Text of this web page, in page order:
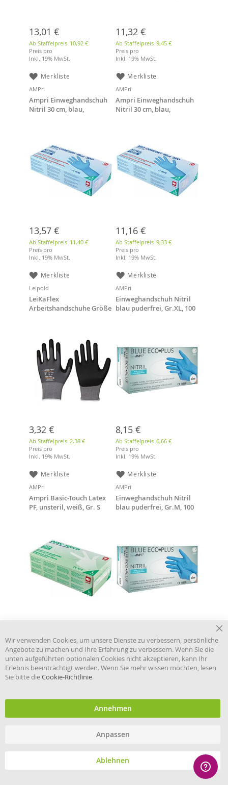
13,01 €
Ab Staffelpreis 10,92 €
Preis pro
Inkl. 19% MwSt.
Merkliste
11,32 €
Ab Staffelpreis 9,45 €
Preis pro
Inkl. 19% MwSt.
Merkliste
AMPri
Ampri Einweghandschuh
Nitril 30 cm, blau,
13,57 €
Ab Staffelpreis 11,40 €
Preis pro
Inkl. 19% MwSt.
Merkliste
AMPri
Ampri Einweghandschuh
Nitril 30 cm, blau,
11,16 €
Ab Staffelpreis 9,33 €
Preis pro
Inkl. 19% MwSt.
Merkliste
Leipold
LeiKaFlex
Arbeitshandschuhe Größe
3,32 €
Ab Staffelpreis 2,38 €
Preis pro
Inkl. 19% MwSt.
Merkliste
AMPri
Einweghandschuh Nitril
blau puderfrei, Gr.XL, 100
8,15 €
Ab Staffelpreis 6,66 €
Preis pro
Inkl. 19% MwSt.
Merkliste
AMPri
Ampri Basic-Touch Latex
PF, unsteril, weiß, Gr. S
Ab Staffelpreis 8,52 €
Preis pro
Inkl. 19% MwSt.
Merkliste
AMPri
Einweghandschuh Nitril
blau puderfrei, Gr.M, 100
Ab Staffelpreis 6,66 €
Preis pro
Inkl. 19% MwSt.
Merkliste
blau puderfrei, Gr.L, 100
Plus Latex PF, unsteril,
Wir verwenden Cookies, um unsere Dienste zu verbessern, persönliche
Angebote zu machen und Ihre Erfahrung zu verbessern. Wenn Sie die
unten aufgeführten optionalen Cookies nicht akzeptieren, kann Ihr
Erlebnis beeinträchtigt werden. Wenn Sie mehr wissen möchten, lesen
Sie bitte dieCookie-Richtlinie.
Annehmen
Anpassen
Ablehnen